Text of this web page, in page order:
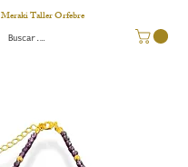
Meraki Taller Orfebre